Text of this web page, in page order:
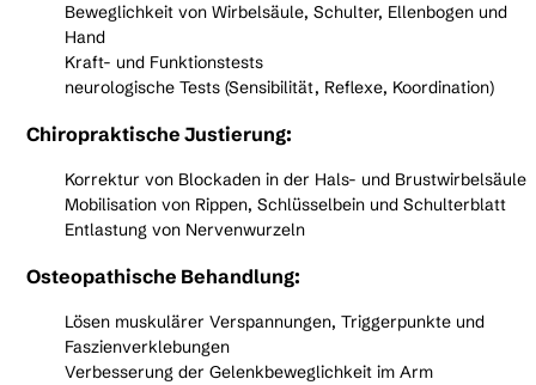
Beweglichkeit von Wirbelsäule, Schulter, Ellenbogen und
Hand
Kraft- und Funktionstests
neurologische Tests (Sensibilität, Reflexe, Koordination)
Chiropraktische Justierung:
Korrektur von Blockaden in der Hals- und Brustwirbelsäule
Mobilisation von Rippen, Schlüsselbein und Schulterblatt
Entlastung von Nervenwurzeln
Osteopathische Behandlung:
Lösen muskulärer Verspannungen, Triggerpunkte und
Faszienverklebungen
Verbesserung der Gelenkbeweglichkeit im Arm